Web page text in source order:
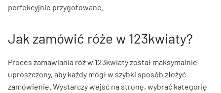
perfekcyjnie przygotowane.
Jak zamówić róże w 123kwiaty?
Proces zamawiania róż w 123kwiaty został maksymalnie
uproszczony, aby każdy mógł w szybki sposób złożyć
zamówienie. Wystarczy wejść na stronę, wybrać kategorię